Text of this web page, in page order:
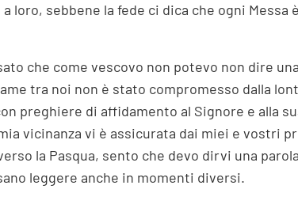
loro, sebbene la fede ci dica che ogni
che come vescovo non potevo non dire
tra noi non è stato compromesso dalla
preghiere di affidamento al Signore e alla
vicinanza vi è assicurata dai miei e vostri
la Pasqua, sento che devo dirvi una
leggere anche in momenti diversi.